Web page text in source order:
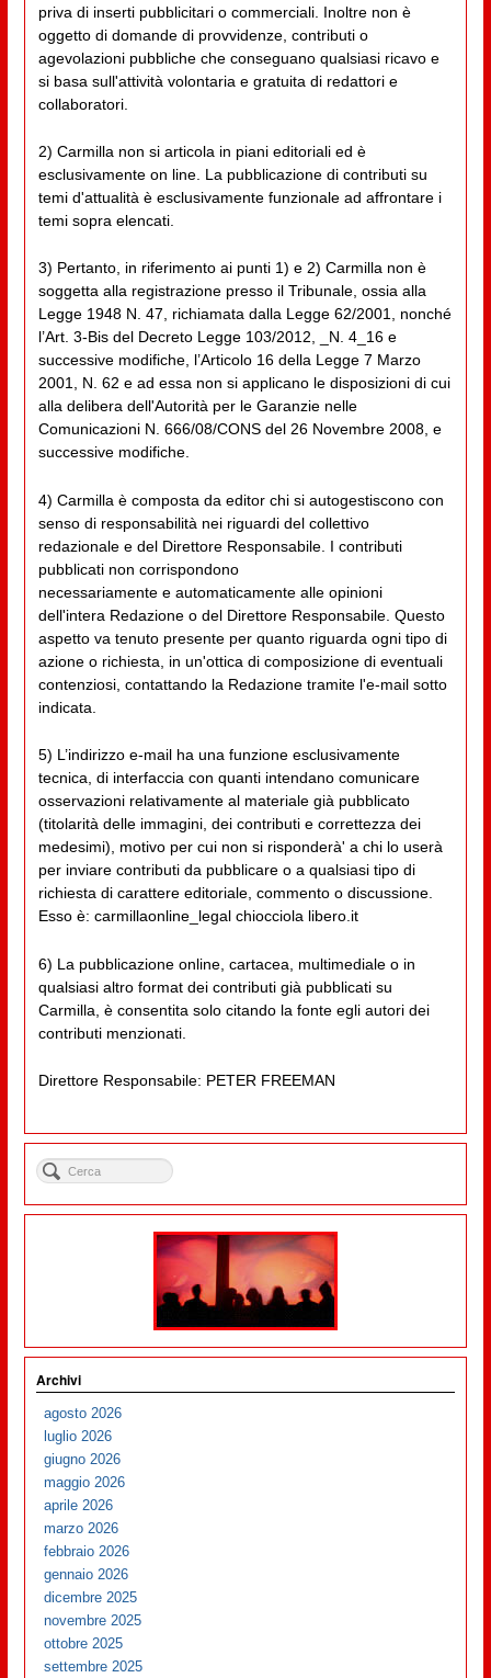
priva di inserti pubblicitari o commerciali. Inoltre non è
oggetto di domande di provvidenze, contributi o
agevolazioni pubbliche che conseguano qualsiasi ricavo e
si basa sull'attività volontaria e gratuita di redattori e
collaboratori.
2) Carmilla non si articola in piani editoriali ed è
esclusivamente on line. La pubblicazione di contributi su
temi d'attualità è esclusivamente funzionale ad affrontare i
temi sopra elencati.
3) Pertanto, in riferimento ai punti 1) e 2) Carmilla non è
soggetta alla registrazione presso il Tribunale, ossia alla
Legge 1948 N. 47, richiamata dalla Legge 62/2001, nonché
l’Art. 3-Bis del Decreto Legge 103/2012, _N. 4_16 e
successive modifiche, l’Articolo 16 della Legge 7 Marzo
2001, N. 62 e ad essa non si applicano le disposizioni di cui
alla delibera dell'Autorità per le Garanzie nelle
Comunicazioni N. 666/08/CONS del 26 Novembre 2008, e
successive modifiche.
4) Carmilla è composta da editor chi si autogestiscono con
senso di responsabilità nei riguardi del collettivo
redazionale e del Direttore Responsabile. I contributi
pubblicati non corrispondono
necessariamente e automaticamente alle opinioni
dell'intera Redazione o del Direttore Responsabile. Questo
aspetto va tenuto presente per quanto riguarda ogni tipo di
azione o richiesta, in un'ottica di composizione di eventuali
contenziosi, contattando la Redazione tramite l'e-mail sotto
indicata.
5) L’indirizzo e-mail ha una funzione esclusivamente
tecnica, di interfaccia con quanti intendano comunicare
osservazioni relativamente al materiale già pubblicato
(titolarità delle immagini, dei contributi e correttezza dei
medesimi), motivo per cui non si risponderà' a chi lo userà
per inviare contributi da pubblicare o a qualsiasi tipo di
richiesta di carattere editoriale, commento o discussione.
Esso è: carmillaonline_legal chiocciola libero.it
6) La pubblicazione online, cartacea, multimediale o in
qualsiasi altro format dei contributi già pubblicati su
Carmilla, è consentita solo citando la fonte egli autori dei
contributi menzionati.
Direttore Responsabile: PETER FREEMAN
Archivi
agosto 2026
luglio 2026
giugno 2026
maggio 2026
aprile 2026
marzo 2026
febbraio 2026
gennaio 2026
dicembre 2025
novembre 2025
ottobre 2025
settembre 2025